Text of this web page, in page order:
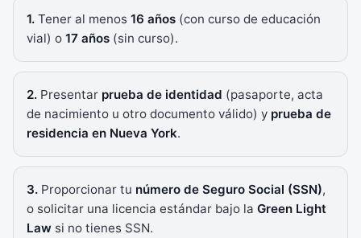
1. Tener al menos 16 años (con curso de educación
vial) o 17 años (sin curso).
2. Presentar prueba de identidad (pasaporte, acta
de nacimiento u otro documento válido) y prueba de
residencia en Nueva York.
3. Proporcionar tu número de Seguro Social (SSN),
o solicitar una licencia estándar bajo la Green Light
Law si no tienes SSN.